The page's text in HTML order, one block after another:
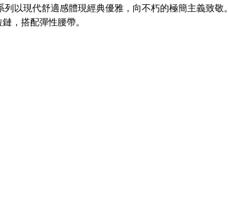
以現代舒適感體現經典優雅，向不朽的極簡主義致敬。
，搭配彈性腰帶。